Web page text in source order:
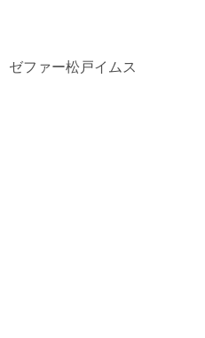
ファー松戸イムス